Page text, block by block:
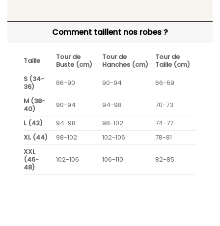
Comment taillent nos robes ?
Taille
Tour de
Buste (cm)
Tour de
Hanches (cm)
Tour de
Taille (cm)
S (34-
36)
86-90 90-94
66-69
M (38-
40)
90-94 94-98
70-73
L (42)
94-98 98-102
74-77
XL (44)
98-102 102-106
78-81
XXL
(46-
48)
102-106 106-110 82-85